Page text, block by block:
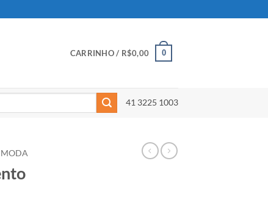
CARRINHO / R$0,00 0
41 3225 1003
MODA